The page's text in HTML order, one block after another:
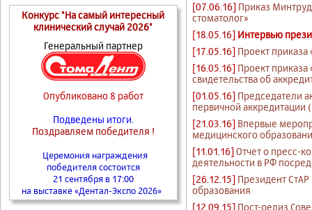
Конкурс "На самый интересный
клинический случай 2026"
Генеральный партнер
Опубликовано 8 работ
Подведены итоги.
Поздравляем победителя !
Церемония награждения
победителя состоится
21 сентября в 17:00
на выставке «Дентал-Экспо 2026»
[07.06.16] Приказ
стоматолог»
[18.05.16] Интервью
[17.05.16] Проект
[16.05.16] Проект
свидетельства об
[01.05.16] Председатели
первичной аккредитации
[21.03.16] Впервые
медицинского
[11.01.16]Отчет о пресс-
деятельности в РФ
[26.12.15] Президент
образования
[12.09.15] Пост-релиз